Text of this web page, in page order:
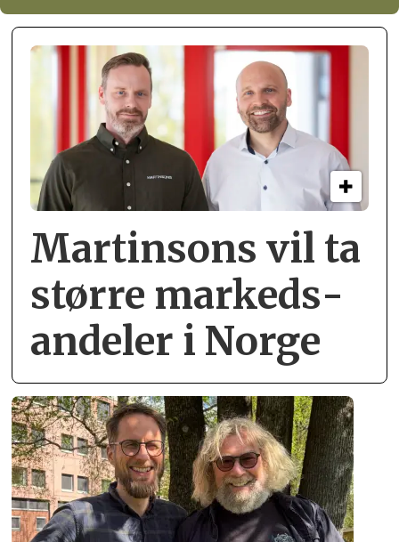
Martinsons vil ta
større markeds­
andeler i Norge